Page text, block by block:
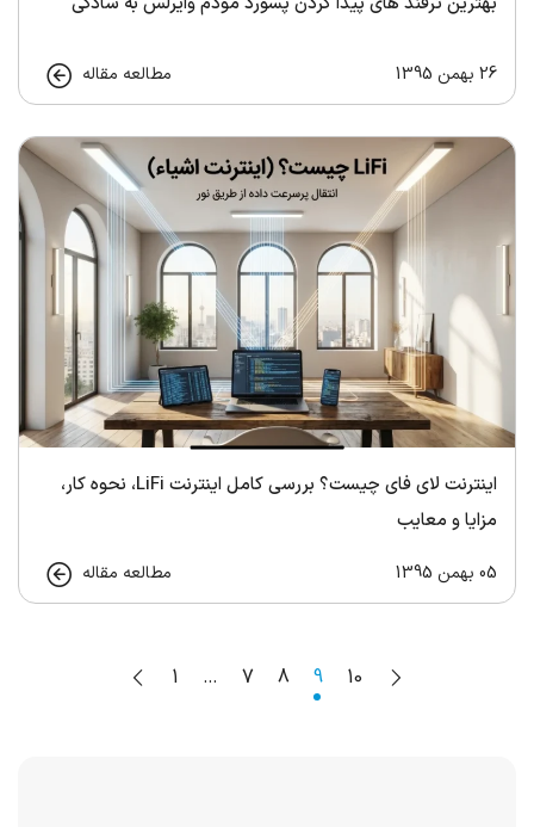
26 بهمن 1395 مطالعه مقاله
اینترنت لای فای چیست؟ بررسی کامل اینترنت LiFi، نحوه کار،
مزایا و معایب
05 بهمن 1395 مطالعه مقاله
1 … 7 8 9 10